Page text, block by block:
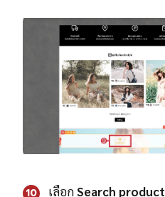
10 เลือกSearch product